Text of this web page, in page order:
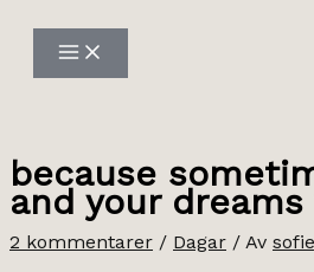
innehåll
because
and your
2 kommentarer / Dagar / Av